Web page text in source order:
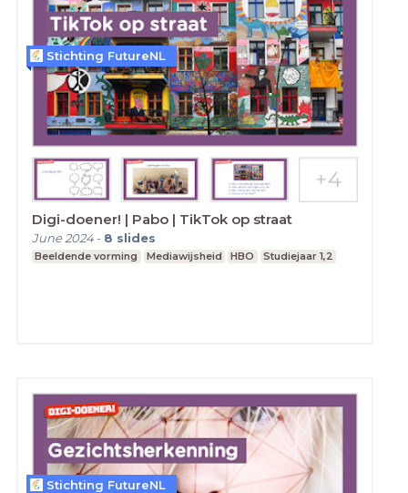
Digi-doener! | Pabo | TikTok op straat
June 2024- 8 slides
Beeldende vorming Mediawijsheid HBO Studiejaar 1,2
Stichting FutureNL
Stichting FutureNL